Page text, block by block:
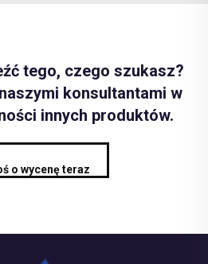
tego, czego szukasz?
konsultantami w
innych produktów.
o wycenę teraz